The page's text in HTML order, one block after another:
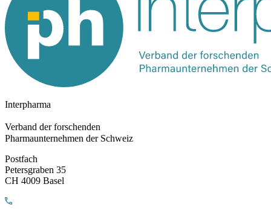
Interpharma
Verband der forschenden
Pharmaunternehmen der Schweiz
Postfach
Petersgraben 35
CH 4009 Basel